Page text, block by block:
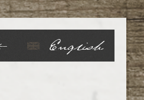
English